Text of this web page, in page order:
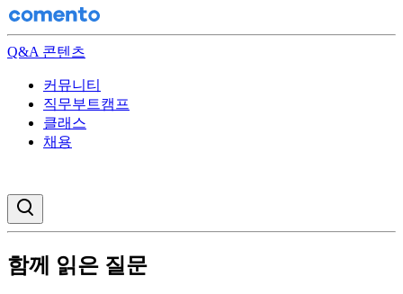
Q&A 콘텐츠
커뮤니티
직무부트캠프
클래스
채용
함께 읽은 질문